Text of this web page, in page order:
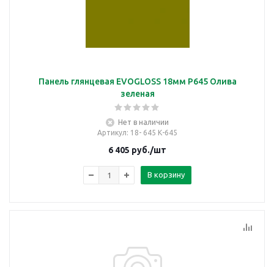
Панель глянцевая EVOGLOSS 18мм P645 Олива
зеленая
Нет в наличии
Артикул: 18- 645 К-645
6 405 руб./шт
В корзину